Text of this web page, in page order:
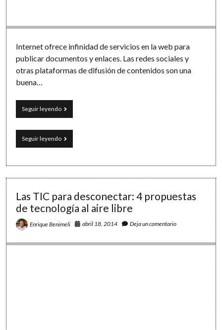
Internet ofrece infinidad de servicios en la web para
publicar documentos y enlaces. Las redes sociales y
otras plataformas de difusión de contenidos son una
buena…
Seguir leyendoEncadenando
recursos
actividades
y
Seguir leyendoEncadenando
recursos
actividades
secuencias
didácticas
y
Las TIC para desconectar: 4 propuestas
de tecnología al aire libre
Enrique Benimeli abril 18, 2014 Deja un comentario